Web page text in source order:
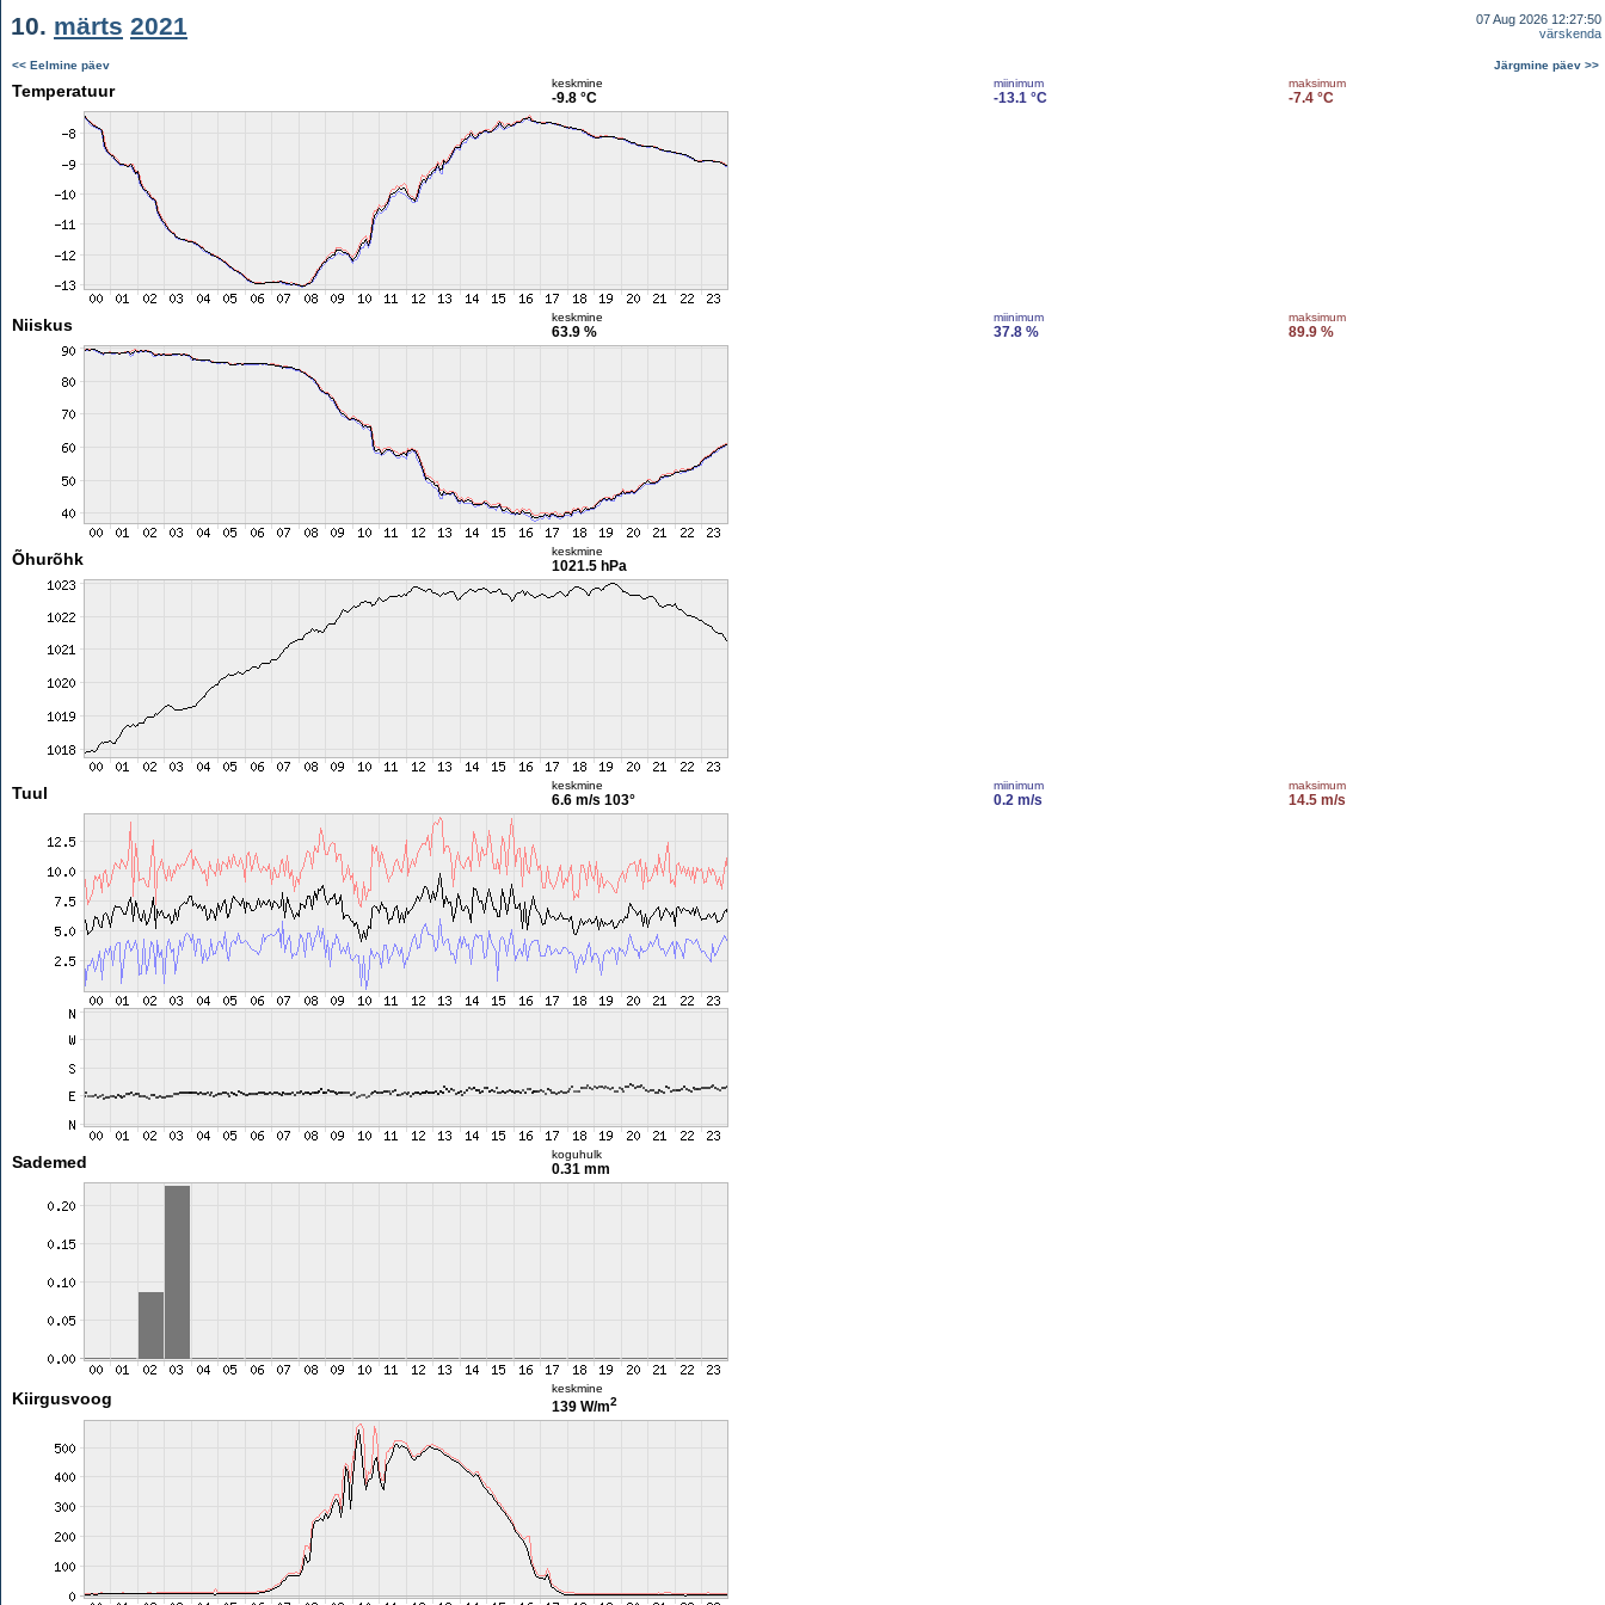
10. märts 2021
07 Aug 2026 12:27:50
värskenda
<< Eelmine päev Järgmine päev >>
Temperatuur keskmine
-9.8 °C
miinimum
-13.1 °C
maksimum
-7.4 °C
Niiskus keskmine
63.9 %
miinimum
37.8 %
maksimum
89.9 %
Õhurõhk keskmine
1021.5 hPa
Tuul keskmine
6.6 m/s 103°
miinimum
0.2 m/s
maksimum
14.5 m/s
Sademed koguhulk
0.31 mm
Kiirgusvoog
keskmine
139 W/m2